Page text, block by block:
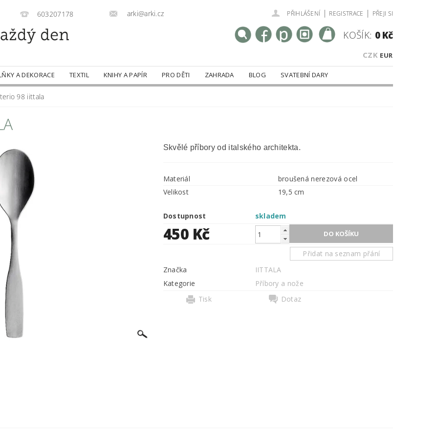
603207178 arki@arki.cz PŘIHLÁŠENÍ | REGISTRACE | PŘEJI SI
CZK EUR
KOŠÍK: 0 Kč
A DEKORACE TEXTIL KNIHY A PAPÍR PRO DĚTI ZAHRADA BLOG
SVATEBNÍ DARY
98 iittala
Skvělé příbory od italského architekta.
Materiál
broušená nerezová ocel
Velikost
19,5 cm
Dostupnost skladem
450 Kč
Přidat na seznam přání
Značka
IITTALA
Kategorie
Příbory a nože
Tisk
Dotaz